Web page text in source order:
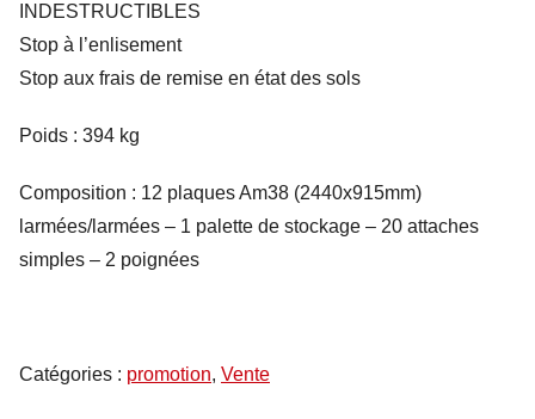
INDESTRUCTIBLES
Stop à l’enlisement
Stop aux frais de remise en état des sols
Poids : 394 kg
Composition : 12 plaques Am38 (2440x915mm)
larmées/larmées – 1 palette de stockage – 20 attaches
simples – 2 poignées
Catégories : promotion, Vente